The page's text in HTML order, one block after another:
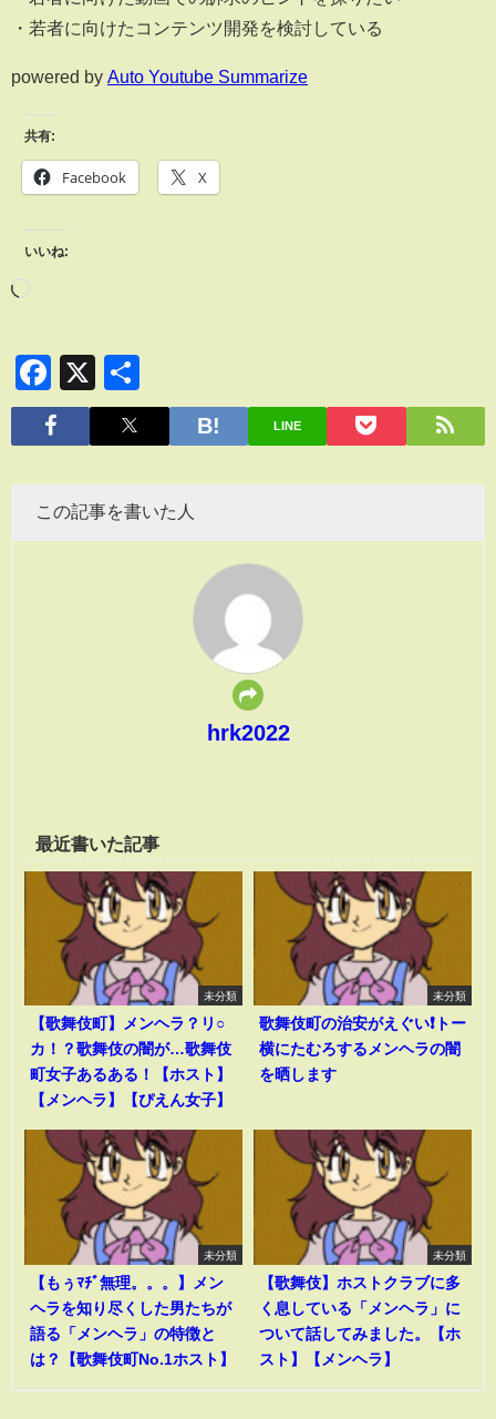
・若者に向けたコンテンツ開発を検討している
powered by Auto Youtube Summarize
共有:
Facebook X
いいね:
Facebook
X
有
LINE
この記事を書いた人
hrk2022
最近書いた記事
未分類
【歌舞伎町】メンヘラ？リ○
カ！？歌舞伎の闇が…歌舞伎
町女子あるある！【ホスト】
【メンヘラ】【ぴえん女子】
未分類
歌舞伎町の治安がえぐい❗️トー
横にたむろするメンヘラの闇
を晒します
未分類
【もぅﾏﾁﾞ無理。。。】メン
ヘラを知り尽くした男たちが
語る「メンヘラ」の特徴と
は？【歌舞伎町No.1ホスト】
未分類
【歌舞伎】ホストクラブに多
く息している「メンヘラ」に
ついて話してみました。【ホ
スト】【メンヘラ】